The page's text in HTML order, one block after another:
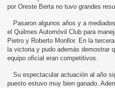
por Oreste Berta no tuvo grandes
Pasaron algunos años y a
el Quilmes Automóvil Club para
Pietro y Roberto Monllor. En la
la victoria y pudo además demostrar
equipo oficial eran competitivos.
Su espectacular actuación al año
puesto estuvo muy bien ganado.